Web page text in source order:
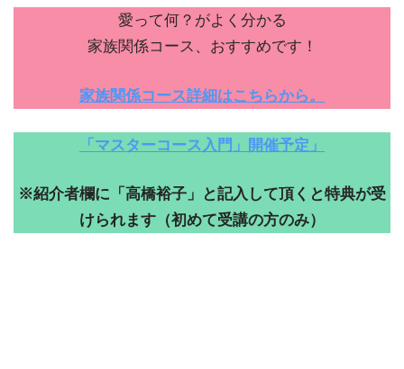
愛って何？がよく分かる
家族関係コース、おすすめです！
家族関係コース詳細はこちらから。
「マスターコース入門」開催予定」
※紹介者欄に「高橋裕子」と記入して頂くと特典が受
けられます（初めて受講の方のみ）